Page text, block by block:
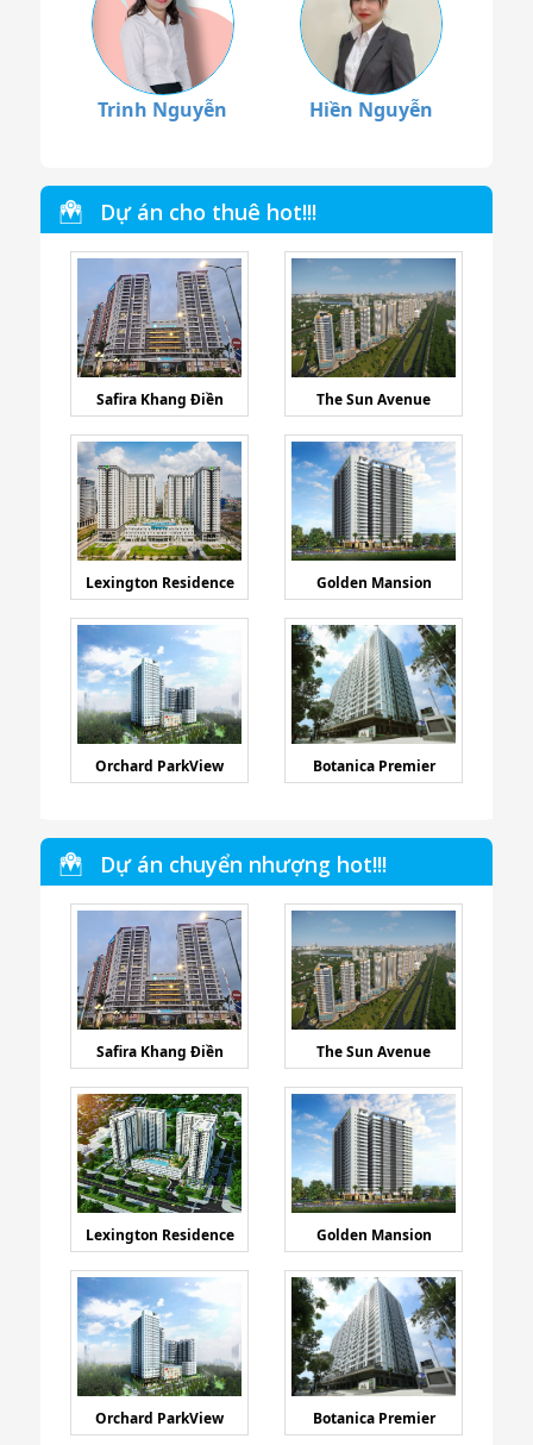
Trinh Nguyễn Hiền Nguyễn
Dự án cho thuê hot!!!
Safira Khang Điền The Sun Avenue
Lexington Residence Golden Mansion
Orchard ParkView Botanica Premier
Dự án chuyển nhượng hot!!!
Safira Khang Điền The Sun Avenue
Lexington Residence Golden Mansion
Orchard ParkView Botanica Premier